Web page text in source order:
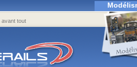
avant tout